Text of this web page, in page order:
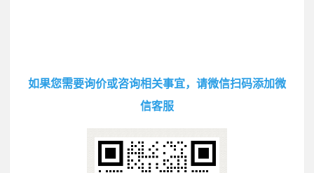
如果您需要询价或咨询相关事宜，请微信扫码添加微
信客服